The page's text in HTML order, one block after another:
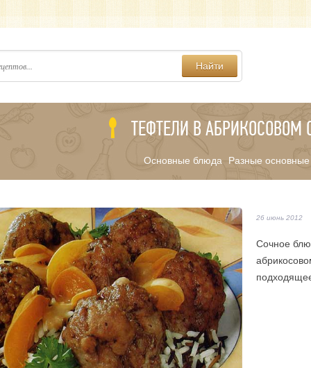
Найти
ТЕФТЕЛИ В АБРИКОСОВОМ
Основные блюда/ Разные
26 июнь 2012
Сочное